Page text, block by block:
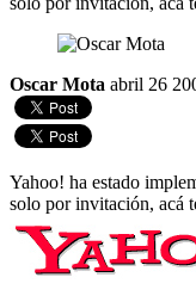
Oscar Mota abril 26
Yahoo! ha estado
solo por invitación, acá